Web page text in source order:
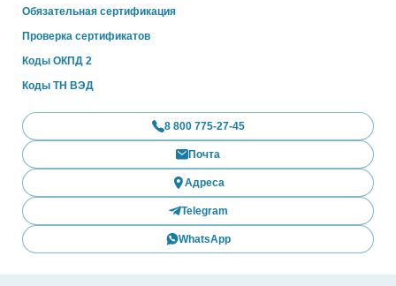
Обязательная сертификация
Проверка сертификатов
Коды ОКПД 2
Коды ТН ВЭД
8 800 775-27-45
Почта
Адреса
Telegram
WhatsApp